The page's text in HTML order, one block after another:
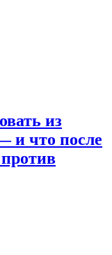
из
и что после